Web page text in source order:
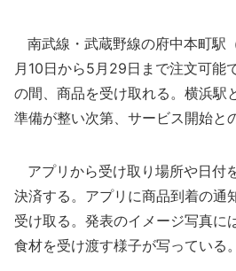
南武線・武蔵野線の府中本町駅
月10日から5月29日まで注文可能
の間、商品を受け取れる。横浜駅
準備が整い次第、サービス開始と
アプリから受け取り場所や日付
決済する。アプリに商品到着の通
受け取る。発表のイメージ写真に
食材を受け渡す様子が写っている。